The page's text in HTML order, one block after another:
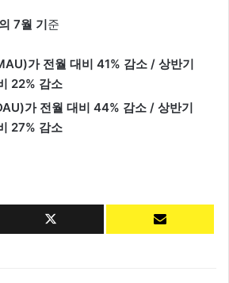
7월 기준
가 전월 대비 41% 감소 / 상반기
22% 감소
가 전월 대비 44% 감소 / 상반기
27% 감소